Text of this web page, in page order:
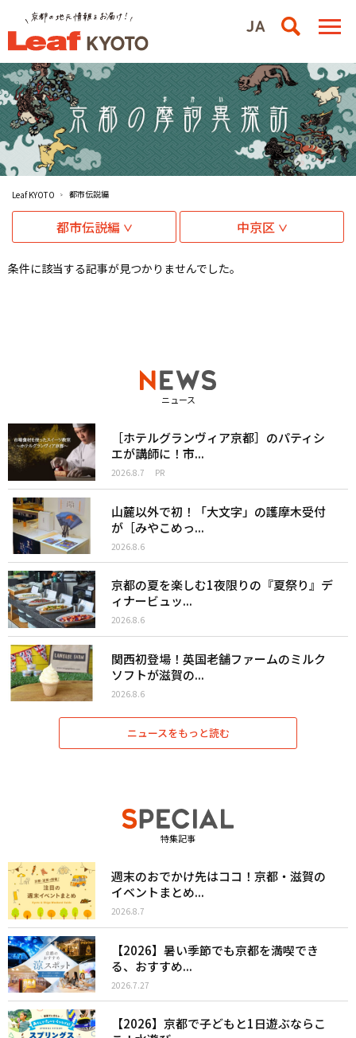
Leaf KYOTO 都市伝説編
都市伝説編 中京区
条件に該当する記事が見つかりませんでした。
ニュース
［ホテルグランヴィア京都］のパティシ
エが講師に！市...
2026.8.7 PR
山麓以外で初！「大文字」の護摩木受付
が［みやこめっ...
2026.8.6
京都の夏を楽しむ1夜限りの『夏祭り』デ
ィナービュッ...
2026.8.6
関西初登場！英国老舗ファームのミルク
ソフトが滋賀の...
2026.8.6
ニュースをもっと読む
特集記事
週末のおでかけ先はココ！京都・滋賀の
イベントまとめ...
2026.8.7
【2026】暑い季節でも京都を満喫でき
る、おすすめ...
2026.7.27
【2026】京都で子どもと1日遊ぶならこ